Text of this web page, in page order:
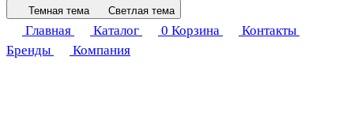
Темная тема Светлая тема
Главная Каталог 0 Корзина
Контакты
Бренды
Компания